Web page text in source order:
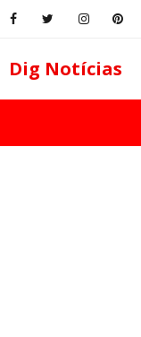
Dig Notícias